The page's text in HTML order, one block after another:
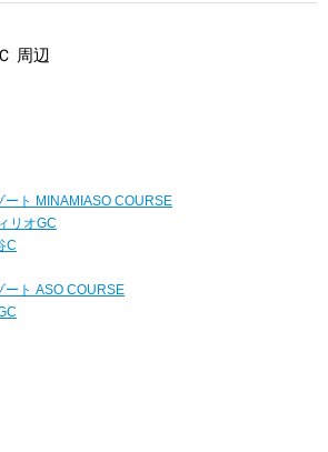
周辺
ート MINAMIASO COURSE
リオGC
C
ート ASO COURSE